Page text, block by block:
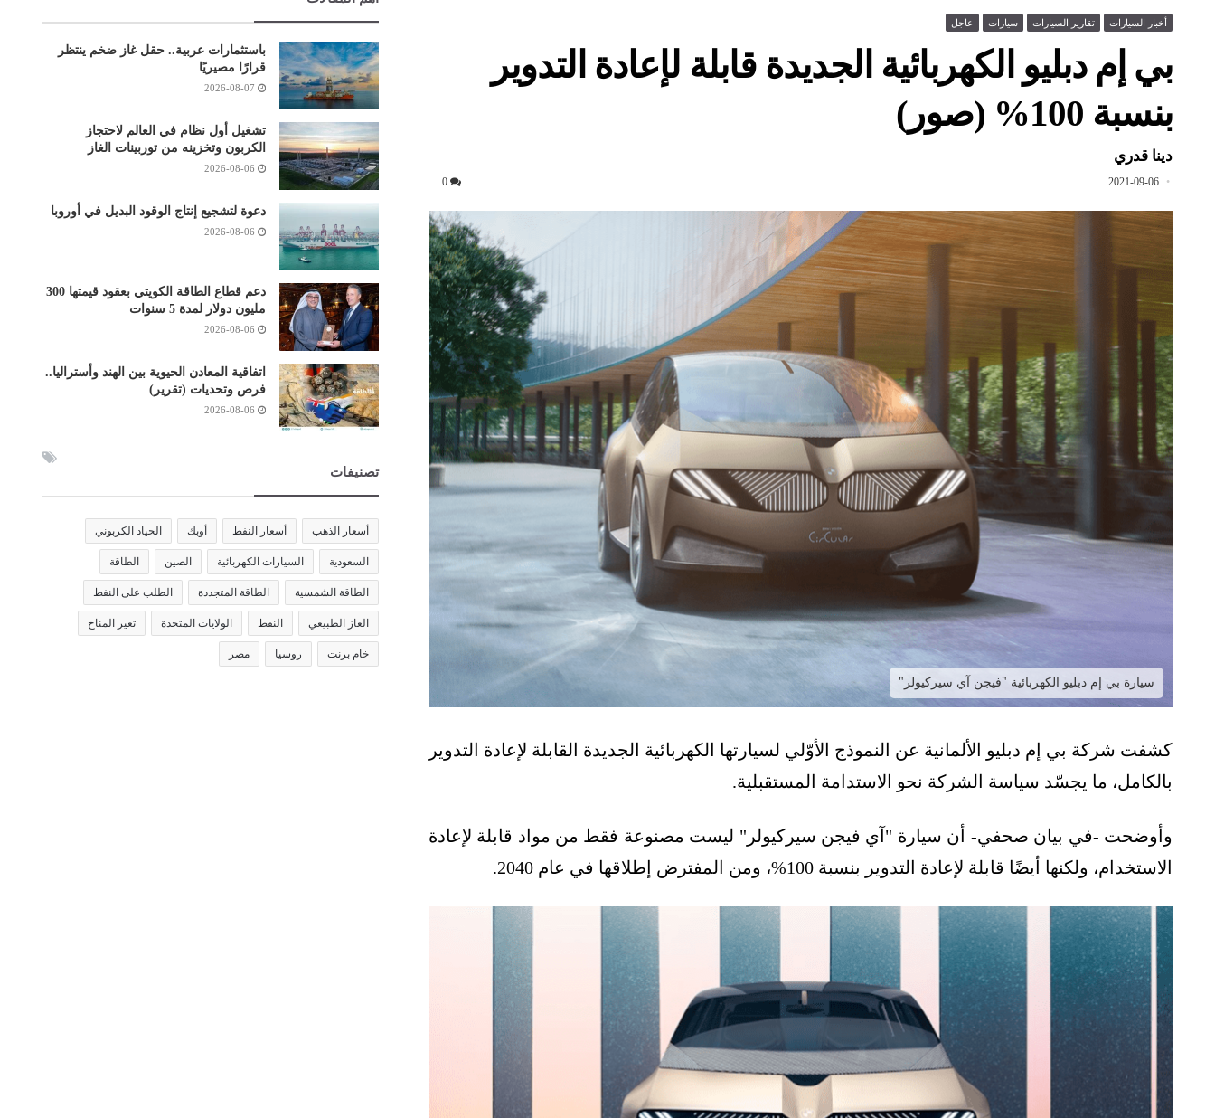
أخبار السيارات تقارير السيارات سيارات عاجل
بي إم دبليو الكهربائية الجديدة قابلة لإعادة التدوير
بنسبة 100% (صور)
دينا قدري
2021-09-06
0
سيارة بي إم دبليو الكهربائية "فيجن آي سيركيولر"
كشفت شركة بي إم دبليو الألمانية عن النموذج الأوّلي لسيارتها الكهربائية الجديدة القابلة لإعادة التدوير
بالكامل، ما يجسّد سياسة الشركة نحو الاستدامة المستقبلية.
وأوضحت -في بيان صحفي- أن سيارة "آي فيجن سيركيولر" ليست مصنوعة فقط من مواد قابلة لإعادة
الاستخدام، ولكنها أيضًا قابلة لإعادة التدوير بنسبة 100%، ومن المفترض إطلاقها في عام 2040.
باستثمارات عربية.. حقل غاز ضخم ينتظر
قرارًا مصيريًا
2026-08-07
تشغيل أول نظام في العالم لاحتجاز
الكربون وتخزينه من توربينات الغاز
2026-08-06
دعوة لتشجيع إنتاج الوقود البديل في أوروبا
2026-08-06
دعم قطاع الطاقة الكويتي بعقود قيمتها 300
مليون دولار لمدة 5 سنوات
2026-08-06
اتفاقية المعادن الحيوية بين الهند وأستراليا..
فرص وتحديات (تقرير)
2026-08-06
تصنيفات
أسعار الذهب أسعار النفط أوبك الحياد الكربوني
السعودية السيارات الكهربائية الصين الطاقة
الطاقة الشمسية الطاقة المتجددة الطلب على النفط
الغاز الطبيعي النفط الولايات المتحدة تغير المناخ
خام برنت روسيا مصر